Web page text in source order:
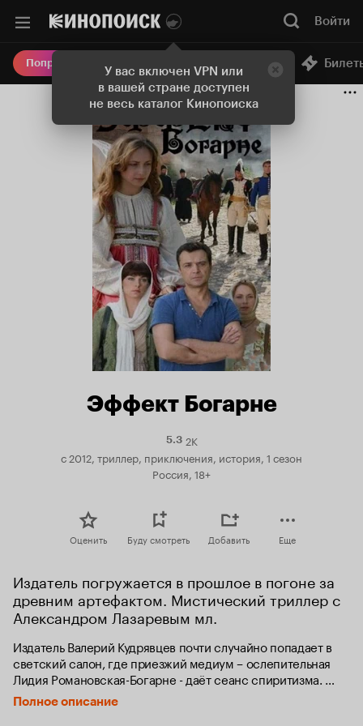
У вас включен VPN или
в вашей стране доступен
не весь каталог Кинопоиска
Войти
Попробовать Плюс Онлайн-кинотеатр
Эффект Богарне
5.3Рейтинг
2K
с 2012, триллер, приключения, история, 1 сезон
Россия, 18+
Оценить Буду смотреть Добавить Еще
Издатель погружается в прошлое в погоне за
древним артефактом. Мистический триллер с
Александром Лазаревым мл.
Издатель Валерий Кудрявцев почти случайно попадает в
светский салон, где приезжий медиум – ослепительная
Лидия Романовская-Богарне - даёт сеанс спиритизма.
Во время сеанса скептик Кудрявцев вдруг увидит
Полное описание